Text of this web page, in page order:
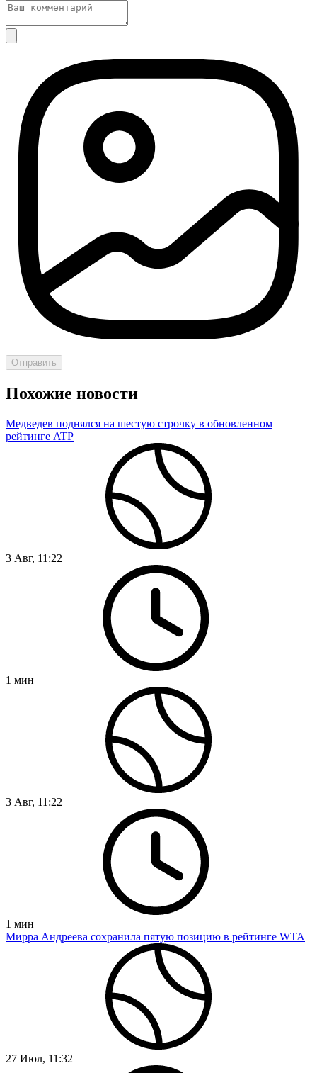
Отправить
Похожие новости
Медведев поднялся на шестую строчку в обновленном
рейтинге ATP
3 Авг, 11:22
1 мин
3 Авг, 11:22
1 мин
Мирра Андреева сохранила пятую позицию в рейтинге WTA
27 Июл, 11:32